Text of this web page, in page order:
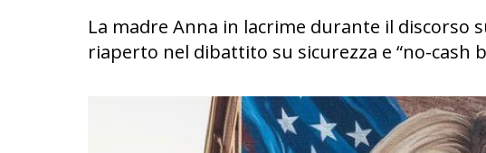
La madre Anna in lacrime durante il discorso
riaperto nel dibattito su sicurezza e “no-cash